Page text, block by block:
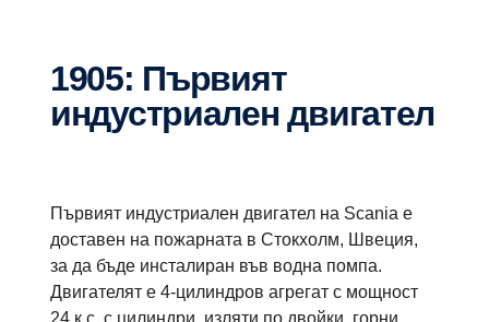
1905: Първият
индустриален двигател
Първият индустриален двигател на Scania е
доставен на пожарната в Стокхолм, Швеция,
за да бъде инсталиран във водна помпа.
Двигателят е 4-цилиндров агрегат с мощност
24 к.с. с цилиндри, изляти по двойки, горни